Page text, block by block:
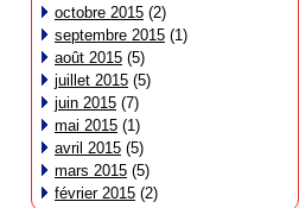
octobre 2015 (2)
septembre 2015 (1)
août 2015 (5)
juillet 2015 (5)
juin 2015 (7)
mai 2015 (1)
avril 2015 (5)
mars 2015 (5)
février 2015 (2)